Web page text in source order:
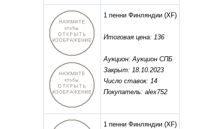
1 пенни Финляндии (XF)
Итоговая цена: 136
Аукцион: Аукцион СПБ
Закрыт: 18.10.2023
Число ставок: 14
Покупатель: alex752
1 пенни Финляндии (XF)